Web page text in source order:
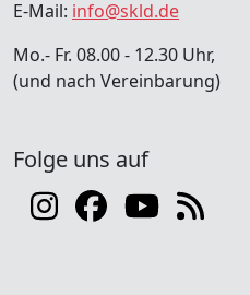
E-Mail: info@skld.de
Mo.- Fr. 08.00 - 12.30 Uhr,
(und nach Vereinbarung)
Folge uns auf